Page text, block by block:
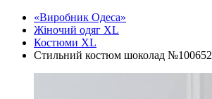
«Виробник Одеса»
Жіночий одяг XL
Костюми XL
Стильний костюм шоколад №100652